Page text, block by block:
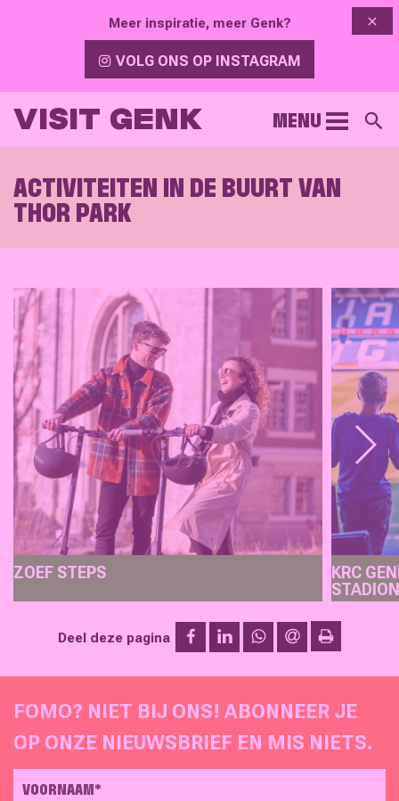
Meer inspiratie, meer Genk?
VOLG ONS OP INSTAGRAM
VISIT GENK MENU
ACTIVITEITEN IN DE BUURT VAN
THOR PARK
ZOEF STEPS
KRC
Deel deze pagina op Facebookop LinkedInop WhatsApp
via e-mail
FOMO? NIET BIJ ONS! ABONNEER JE
OP ONZE NIEUWSBRIEF EN MIS NIETS.
VOORNAAM*